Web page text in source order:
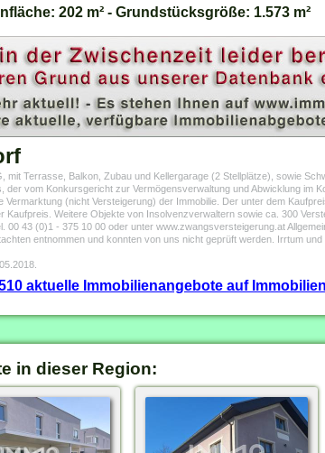
202 m² - Grundstücksgröße: 1.573 m²
Terrasse, Balkon, Zubau und Kellergarage (2 Stellplätze), sowie
vom Konkursgericht zur Vermögensverwaltung und Abwicklung im
(nicht Versteigerung) der Immobilie. Der unter dem
Weitere Objekte von Insolvenzverwaltern sowie ca. 300
00 43 (0)1 - 375 10 00 oder unter www.zwangsversteigerung.at
entnommen und konnten von uns nicht geprüft werden. Irrtum
aktuelle Immobilienangebote auf
in dieser Region: